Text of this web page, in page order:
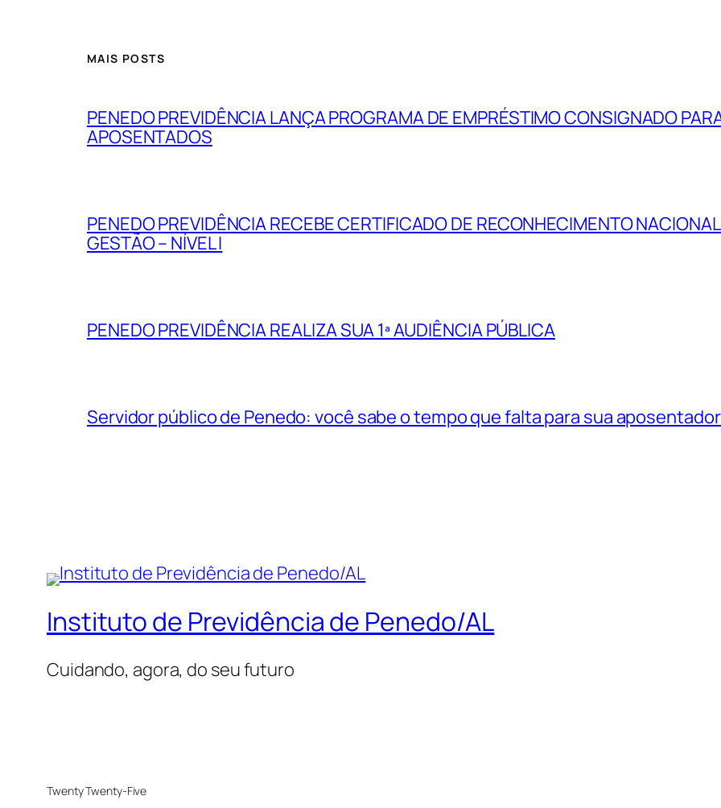
MAIS POSTS
PENEDO PREVIDÊNCIA LANÇA PROGRAMA DE EMPRÉSTIMO CONSIGNADO
APOSENTADOS
PENEDO PREVIDÊNCIA RECEBE CERTIFICADO DE RECONHECIMENTO
GESTÃO – NÍVEL I
PENEDO PREVIDÊNCIA REALIZA SUA 1ª AUDIÊNCIA PÚBLICA
Servidor público de Penedo: você sabe o tempo que falta para sua
Instituto de Previdência de Penedo/AL
Cuidando, agora, do seu futuro
Twenty Twenty-Five